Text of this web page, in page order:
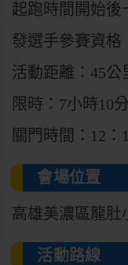
起跑時間開始後
發選手參賽資格
活動距離：45公
限時：7小時10分
關門時間：12：
會場位置
高雄美濃區龍肚
活動路線